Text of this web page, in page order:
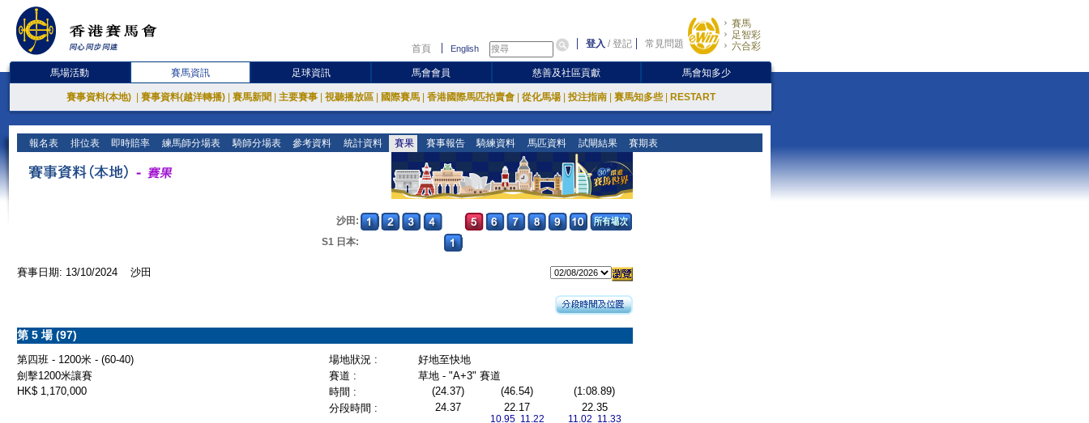
首頁 English 登入 /登記 常見問題
賽馬
足智彩
六合彩
馬場活動 賽馬資訊 足球資訊 馬會會員 慈善及社區貢獻 馬會知多少
賽事資料(本地) 賽事資料(越洋轉播) 賽馬新聞 主要賽事 視聽播放區 國際賽馬 香港國際馬匹拍賣會 從化馬場 投注指南 賽馬知多些 RESTART
報名表 排位表 即時賠率 練馬師分場表 騎師分場表 參考資料 統計資料 賽果 賽事報告 騎練資料 馬匹資料 試閘結果 賽期表
沙田:
S1 日本:
賽事日期: 13/10/2024 沙田
第 5 場 (97)
第四班 - 1200米 - (60-40) 場地狀況 :
好地至快地
劍擊1200米讓賽
賽道 :
草地 - "A+3" 賽道
HK$ 1,170,000
時間 : (24.37) (46.54)
(1:08.89)
分段時間 :
24.37 22.17
10.95 11.22
22.35
11.02 11.33